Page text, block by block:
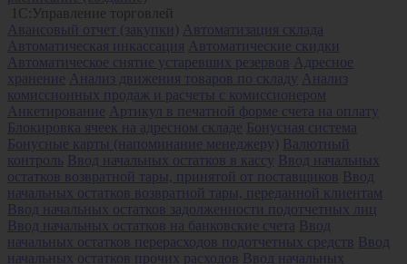
1С:Управление торговлей
Авансовый отчет (закупки) Автоматизация склада
Автоматическая инкассация Автоматические скидки
Автоматическое снятие устаревших резервов Адресное
хранение Анализ движения товаров по складу
Анализ
комиссионных продаж и расчеты с комиссионером
Анкетирование Артикул в печатной форме счета на оплату
Блокировка ячеек на адресном складе Бонусная система
Бонусные карты (напоминание менеджеру) Валютный
контроль
Ввод начальных остатков в кассу Ввод начальных
остатков возвратной тары, принятой от поставщиков Ввод
начальных остатков возвратной тары, переданной клиентам
Ввод начальных остатков задолженности подотчетных лиц
Ввод начальных остатков на банковские счета Ввод
начальных остатков перерасходов подотчетных средств Ввод
начальных остатков прочих расходов Ввод начальных